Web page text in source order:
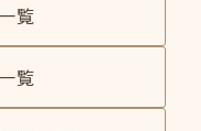
覧
覧